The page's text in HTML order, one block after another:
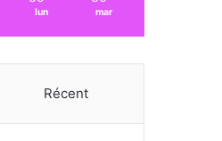
lun mar
Récent